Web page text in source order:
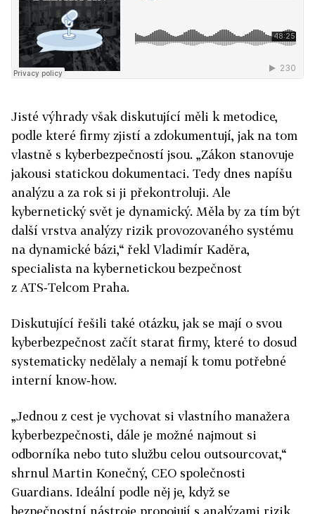
Jisté výhrady však diskutující měli k metodice,
podle které firmy zjistí a zdokumentují, jak na tom
vlastně s kyberbezpečností jsou. „Zákon stanovuje
jakousi statickou dokumentaci. Tedy dnes napíšu
analýzu a za rok si ji překontroluji. Ale
kybernetický svět je dynamický. Měla by za tím být
další vrstva analýzy rizik provozovaného systému
na dynamické bázi,“ řekl Vladimír Kaděra,
specialista na kybernetickou bezpečnost
z ATS‑Telcom Praha.
Diskutující řešili také otázku, jak se mají o svou
kyberbezpečnost začít starat firmy, které to dosud
systematicky nedělaly a nemají k tomu potřebné
interní know‑how.
„Jednou z cest je vychovat si vlastního manažera
kyberbezpečnosti, dále je možné najmout si
odborníka nebo tuto službu celou outsourcovat,“
shrnul Martin Konečný, CEO společnosti
Guardians. Ideální podle něj je, když se
bezpečnostní nástroje propojují s analýzami rizik,